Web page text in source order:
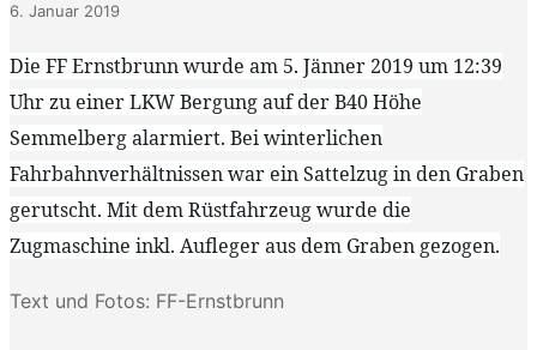
6. Januar 2019
Die FF Ernstbrunn wurde am 5. Jänner 2019 um 12:39
Uhr zu einer LKW Bergung auf der B40 Höhe
Semmelberg alarmiert. Bei winterlichen
Fahrbahnverhältnissen war ein Sattelzug in den Graben
gerutscht. Mit dem Rüstfahrzeug wurde die
Zugmaschine inkl. Aufleger aus dem Graben gezogen.
Text und Fotos: FF-Ernstbrunn